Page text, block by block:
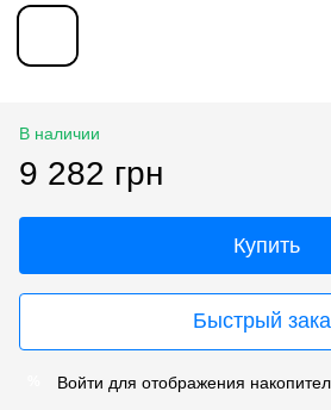
В наличии
9 282 грн
Купить
Быстрый
Войти для отображения